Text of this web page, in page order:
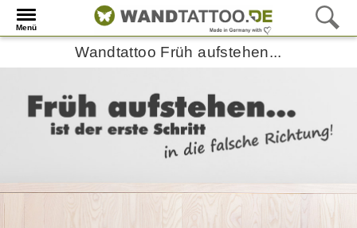
Menü
Wandtattoo Früh aufstehen...